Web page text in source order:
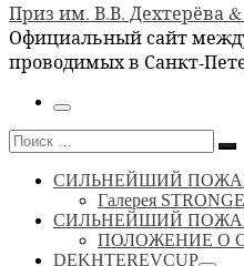
Приз им. В.В.
Официальный сайт
проводимых в Санкт-
Меню
Поиск
…
СИЛЬНЕЙШИЙ
Галерея
СИЛЬНЕЙШИЙ
ПОЛОЖЕНИЕ О
DEKHTEREVCUP